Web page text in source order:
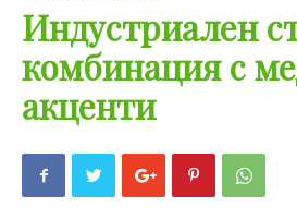
Индустриален
комбинация с
акценти